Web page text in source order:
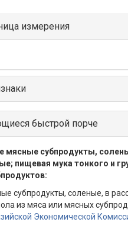
измерения
быстрой порче
мясные субпродукты,
пищевая мука тонкого и
субпродукты, соленые, в
из мяса или мясных
Экономической